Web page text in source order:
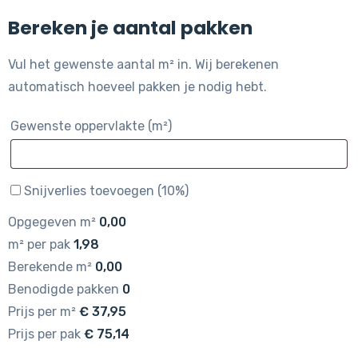
Bereken je aantal pakken
Vul het gewenste aantal m² in. Wij berekenen
automatisch hoeveel pakken je nodig hebt.
Gewenste oppervlakte (m²)
Snijverlies toevoegen (10%)
Opgegeven m² 0,00
m² per pak 1,98
Berekende m² 0,00
Benodigde pakken 0
Prijs per m² € 37,95
Prijs per pak € 75,14